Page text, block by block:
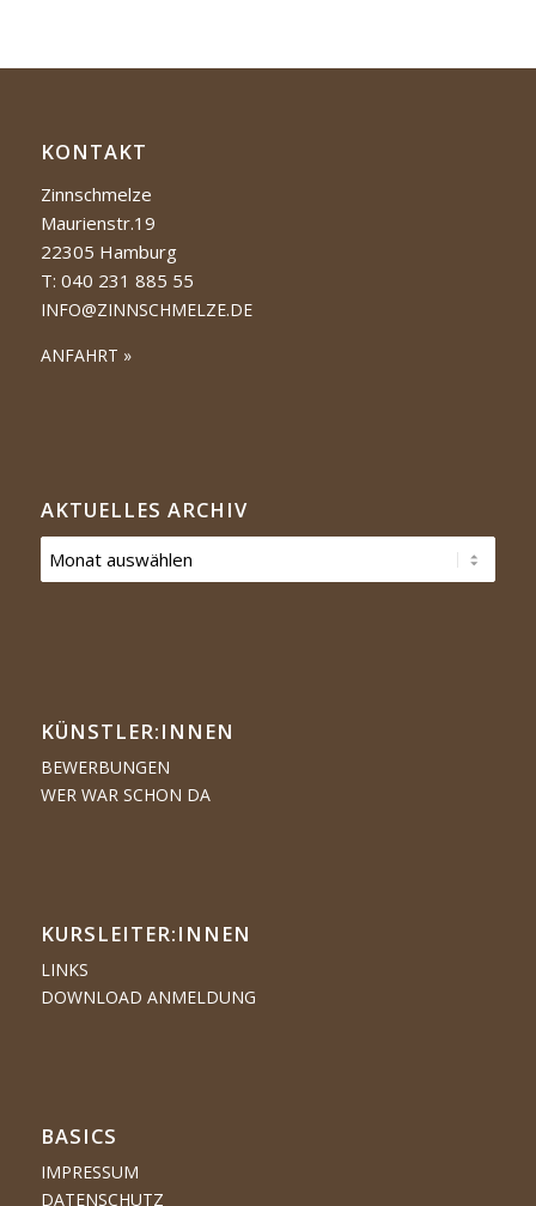
KONTAKT
Zinnschmelze
Maurienstr.19
22305 Hamburg
T: 040 231 885 55
INFO@ZINNSCHMELZE.DE
ANFAHRT »
AKTUELLES ARCHIV
KÜNSTLER:­­INNEN
BEWERBUNGEN
WER WAR SCHON DA
KURSLEITER:INNEN
LINKS
DOWNLOAD ANMELDUNG
BASICS
IMPRESSUM
DATENSCHUTZ